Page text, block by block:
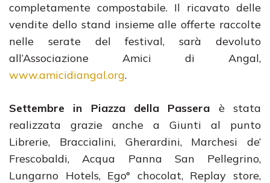
completamente compostabile. Il ricavato delle
vendite dello stand insieme alle offerte raccolte
nelle serate del festival, sarà devoluto
all’Associazione Amici di Angal,
www.amicidiangal.org.
Settembre in Piazza della Passera è stata
realizzata grazie anche a Giunti al punto
Librerie, Braccialini, Gherardini, Marchesi de’
Frescobaldi, Acqua Panna San Pellegrino,
Lungarno Hotels, Ego° chocolat, Replay store,